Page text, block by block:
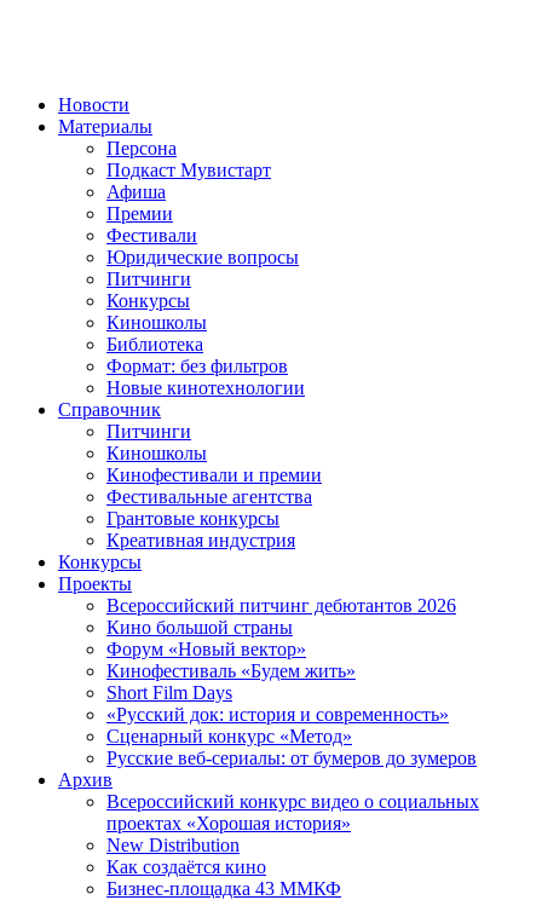
Новости
Материалы
Персона
Подкаст Мувистарт
Афиша
Премии
Фестивали
Юридические вопросы
Питчинги
Конкурсы
Киношколы
Библиотека
Формат: без фильтров
Новые кинотехнологии
Справочник
Питчинги
Киношколы
Кинофестивали и премии
Фестивальные агентства
Грантовые конкурсы
Креативная индустрия
Конкурсы
Проекты
Всероссийский питчинг дебютантов 2026
Кино большой страны
Форум «Новый вектор»
Кинофестиваль «Будем жить»
Short Film Days
«Русский док: история и современность»
Сценарный конкурс «Метод»
Русские веб-сериалы: от бумеров до зумеров
Архив
Всероссийский конкурс видео о социальных
проектах «Хорошая история»
New Distribution
Как создаётся кино
Бизнес-площадка 43 ММКФ